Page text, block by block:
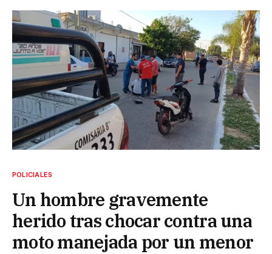
POLICIALES
Un hombre gravemente
herido tras chocar contra una
moto manejada por un menor